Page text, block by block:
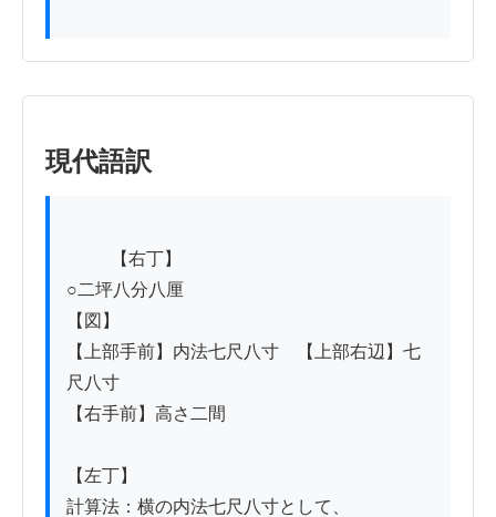
現代語訳
○二坪八分八厘
【図】
【上部手前】内法七尺八寸　【上部右辺】七
尺八寸
【右手前】高さ二間
【左丁】
計算法：横の内法七尺八寸として、